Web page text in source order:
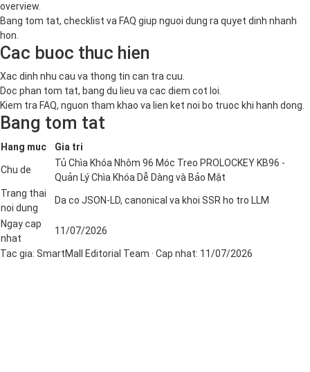
overview.
Bang tom tat, checklist va FAQ giup nguoi dung ra quyet dinh nhanh
hon.
Cac buoc thuc hien
Xac dinh nhu cau va thong tin can tra cuu.
Doc phan tom tat, bang du lieu va cac diem cot loi.
Kiem tra FAQ, nguon tham khao va lien ket noi bo truoc khi hanh dong.
Bang tom tat
Hang muc Gia tri
Chu de
Tủ Chìa Khóa Nhôm 96 Móc Treo PROLOCKEY KB96 -
Quản Lý Chìa Khóa Dễ Dàng và Bảo Mật
Trang thai
noi dung
Da co JSON-LD, canonical va khoi SSR ho tro LLM
Ngay cap
nhat
11/07/2026
Tac gia: SmartMall Editorial Team · Cap nhat: 11/07/2026